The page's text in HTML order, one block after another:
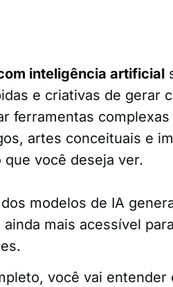
inteligência artificial
e criativas de gerar
ferramentas
artes conceituais e
você deseja ver.
modelos de IA
mais acessível
você vai